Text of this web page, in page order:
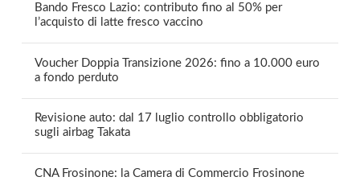
Bando Fresco Lazio: contributo fino al 50% per
l’acquisto di latte fresco vaccino
Voucher Doppia Transizione 2026: fino a 10.000 euro
a fondo perduto
Revisione auto: dal 17 luglio controllo obbligatorio
sugli airbag Takata
CNA Frosinone: la Camera di Commercio Frosinone